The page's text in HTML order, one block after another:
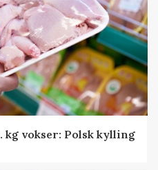
kg vokser: Polsk kylling